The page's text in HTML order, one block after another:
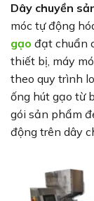
Dây chuyền
móc tự động
gạo đạt chuẩn
thiết bị, máy
theo quy trình
ống hút gạo từ
gói sản phẩm
động trên dây